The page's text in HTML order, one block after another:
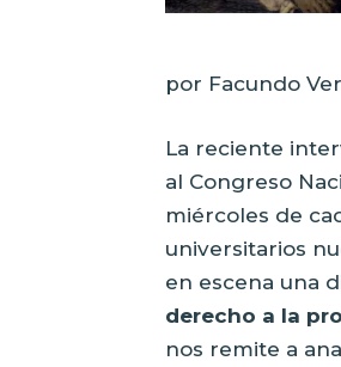
por Facundo
La reciente
al Congreso
miércoles de
universitarios
en escena una
derecho a la
nos remite a